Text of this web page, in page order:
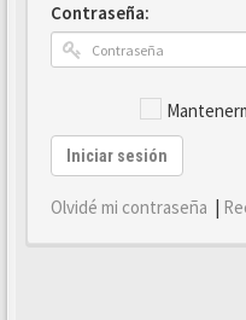
Contraseña:
Iniciar sesión
Olvidé mi contraseña |